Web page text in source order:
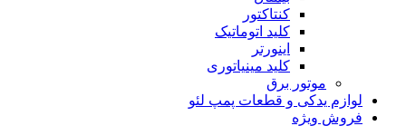
کنتاکتور
کلید اتوماتیک
اینورتر
کلید مینیاتوری
موتور برق
لوازم یدکی و قطعات پمپ لئو
فروش ویژه